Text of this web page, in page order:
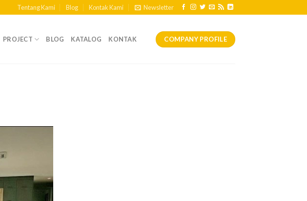
Tentang Kami Blog Kontak Kami Newsletter
PROJECT BLOG KATALOG KONTAK COMPANY PROFILE